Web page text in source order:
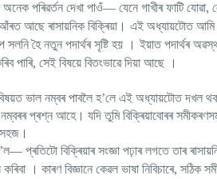
পৰিৱৰ্তন দেখা পাওঁ— যেনে গাখীৰ ফাটি যোৱা,
আছে ৰাসায়নিক বিক্ৰিয়া। এই অধ্যায়টোত আমি
সলনি হৈ নতুন পদাৰ্থৰ সৃষ্টি হয়
। ইয়াত পদাৰ্থৰ
পাৰি, সেই বিষয়ে বিতংভাৱে দিয়া আছে ।
ভাল নম্বৰ পাবলৈ হ’লে এই অধ্যায়টোত দখল
প্ৰশ্ন আহে। যদি তুমি বিক্ৰিয়াবোৰৰ
সহজ।
’ল— প্ৰতিটো বিক্ৰিয়াৰ সংজ্ঞা পঢ়াৰ লগতে তাৰ
। কাৰণ বিজ্ঞানে কেৱল ভাষা নিবিচাৰে, সঠিক